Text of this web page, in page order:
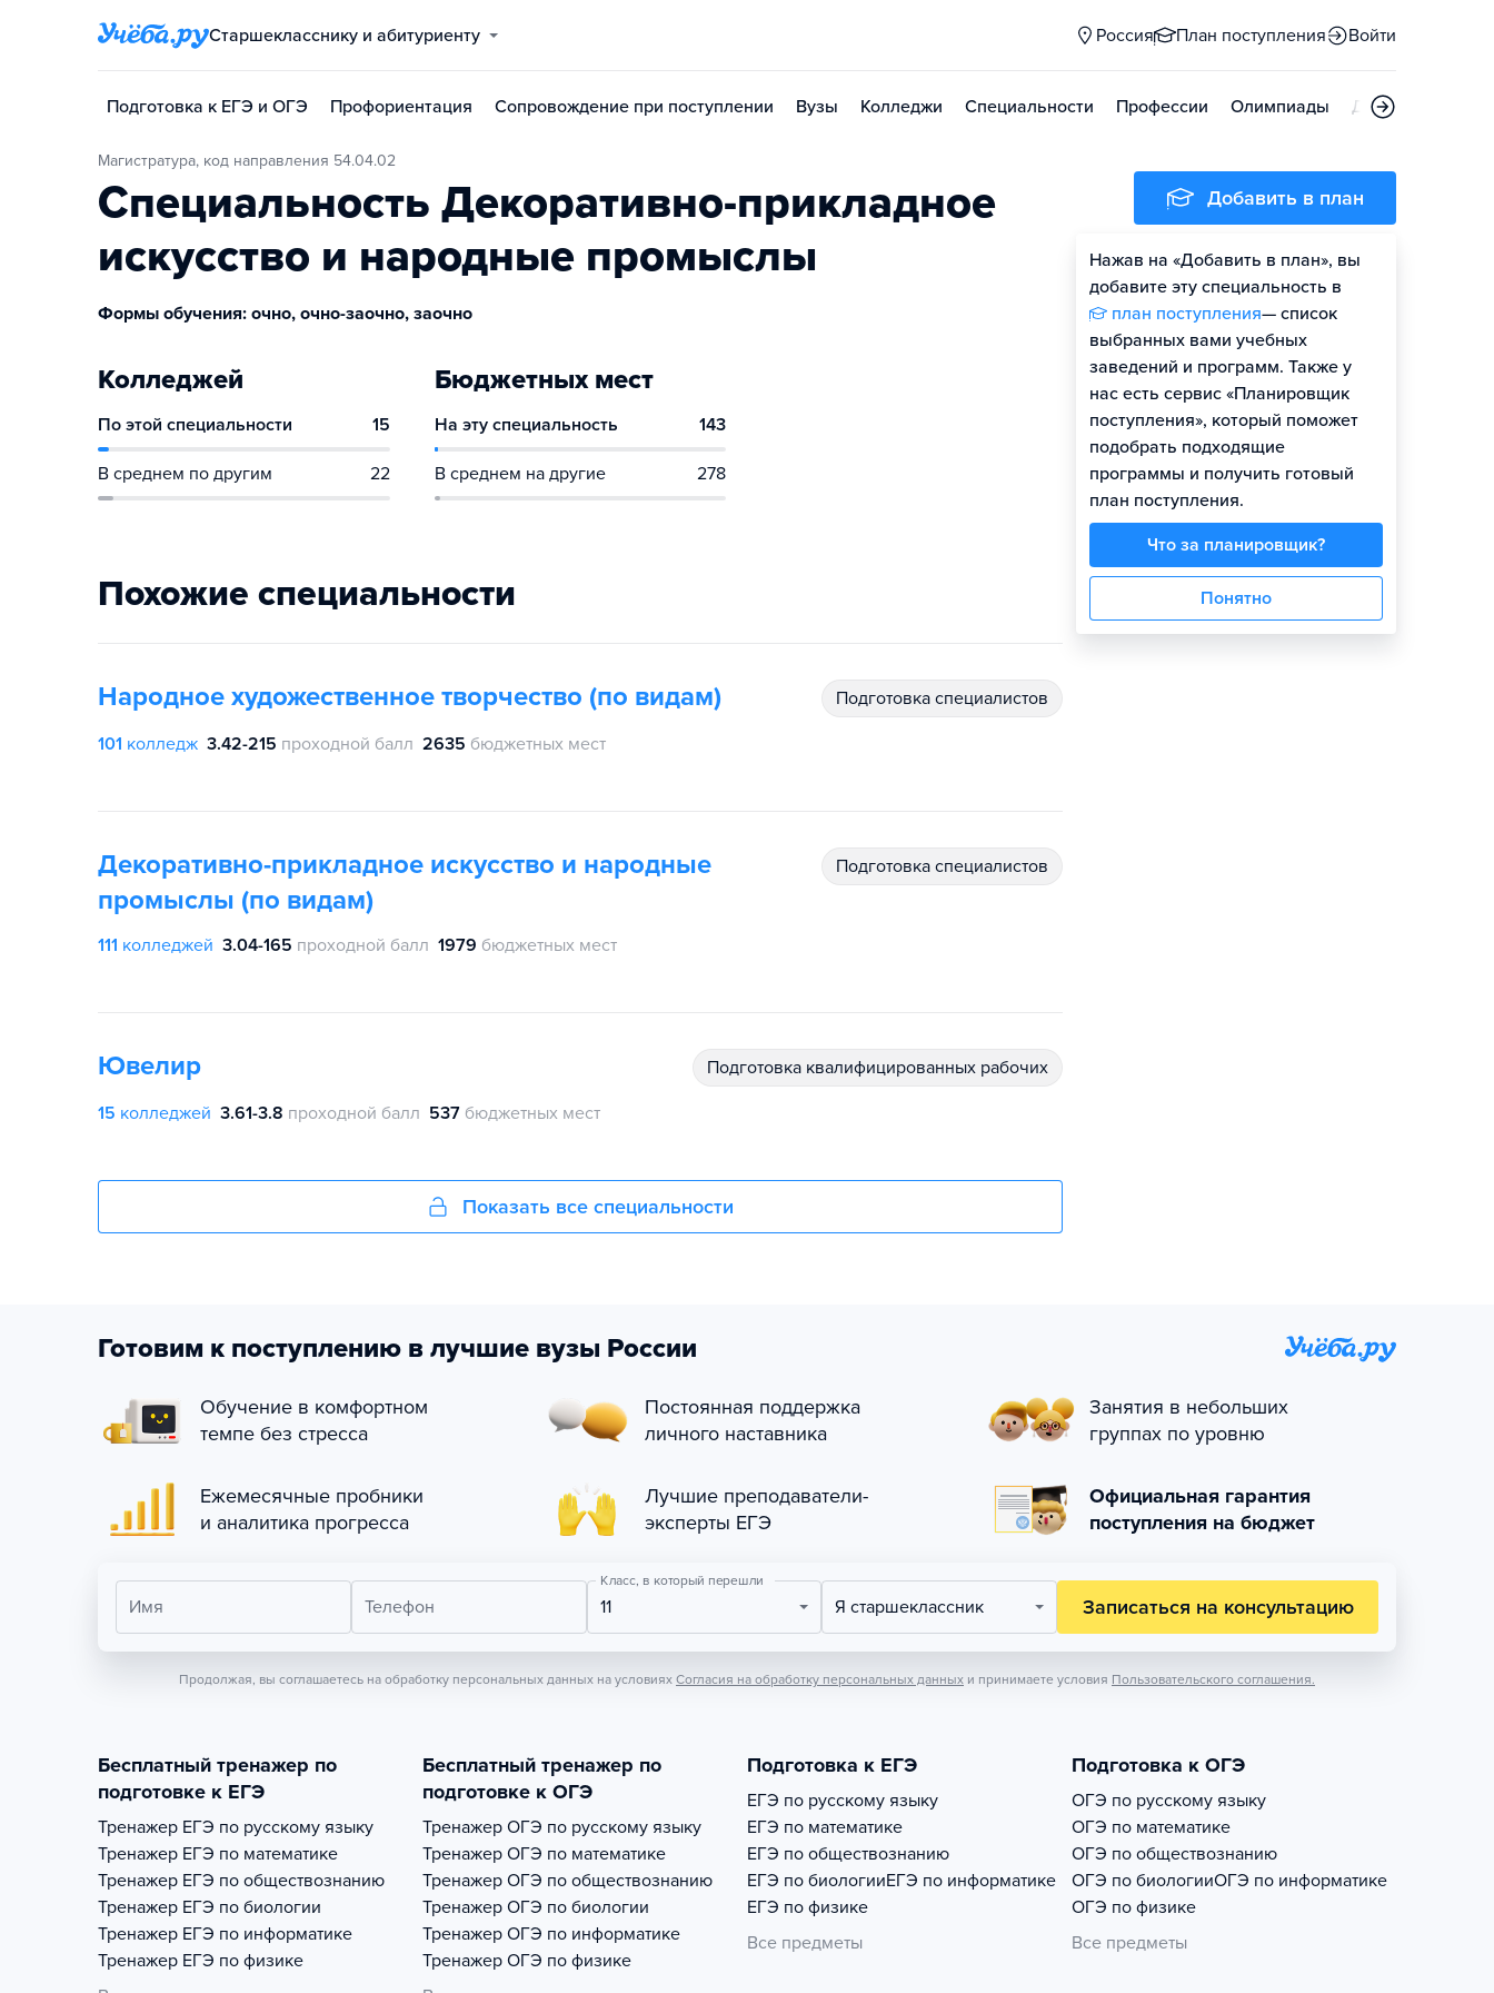
Старшекласснику и абитуриенту Россия План поступления Войти
Подготовка к ЕГЭ и ОГЭ Профориентация Сопровождение при поступлении Вузы Колледжи Специальности Профессии Олимпиады Дни открытых
Магистратура, код направления 54.04.02
Специальность Декоративно-прикладное
искусство и народные промыслы
Формы обучения: очно, очно-заочно, заочно
Колледжей
По этой специальности 15
В среднем по другим 22
Бюджетных мест
На эту специальность 143
В среднем на другие 278
Похожие специальности
Народное художественное творчество (по видам) подготовка специалистов
101 колледж 3.42-215 проходной балл 2635 бюджетных мест
Декоративно-прикладное искусство и народные
промыслы (по видам)
подготовка специалистов
111 колледжей 3.04-165 проходной балл 1979 бюджетных мест
Ювелир подготовка квалифицированных рабочих
15 колледжей 3.61-3.8 проходной балл 537 бюджетных мест
Показать все специальности
Добавить в план
Нажав на «Добавить в план», вы
добавите эту специальность в
план поступления— список
выбранных вами учебных
заведений и программ. Также у
нас есть сервис «Планировщик
поступления», который поможет
подобрать подходящие
программы и получить готовый
план поступления.
Что за планировщик?
Понятно
Готовим к поступлению в лучшие вузы России
Обучение в комфортном
темпе без стресса
Постоянная поддержка
личного наставника
Занятия в небольших
группах по уровню
Ежемесячные пробники
и аналитика прогресса
Лучшие преподаватели-
эксперты ЕГЭ
Официальная гарантия
поступления на бюджет
Имя Телефон
Класс, в который перешли
11 Я старшеклассник Записаться на консультацию
Продолжая, вы соглашаетесь на обработку персональных данных на условиях Согласия на обработку персональных данных и принимаете условия Пользовательского соглашения.
Бесплатный тренажер по
подготовке к ЕГЭ
Тренажер ЕГЭ по русскому языку
Тренажер ЕГЭ по математике
Тренажер ЕГЭ по обществознанию
Тренажер ЕГЭ по биологии
Тренажер ЕГЭ по информатике
Тренажер ЕГЭ по физике
Бесплатный тренажер по
подготовке к ОГЭ
Тренажер ОГЭ по русскому языку
Тренажер ОГЭ по математике
Тренажер ОГЭ по обществознанию
Тренажер ОГЭ по биологии
Тренажер ОГЭ по информатике
Тренажер ОГЭ по физике
Подготовка к ЕГЭ
ЕГЭ по русскому языку
ЕГЭ по математике
ЕГЭ по обществознанию
ЕГЭ по биологииЕГЭ по информатике
ЕГЭ по физике
Все предметы
Подготовка к ОГЭ
ОГЭ по русскому языку
ОГЭ по математике
ОГЭ по обществознанию
ОГЭ по биологииОГЭ по информатике
ОГЭ по физике
Все предметы